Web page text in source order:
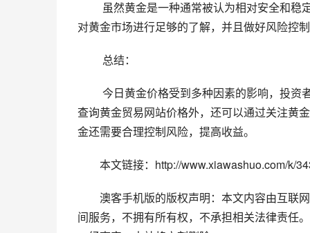
对黄金市场进行足够的了解，并且做好风险控
总结：
查询黄金贸易网站价格外，还可以通过关注黄
金还需要合理控制风险，提高收益。
本文链接：http://www.xiawashuo.com/k/
澳客手机版的版权声明：本文内容由互联
间服务，不拥有所有权，不承担相关法律责任